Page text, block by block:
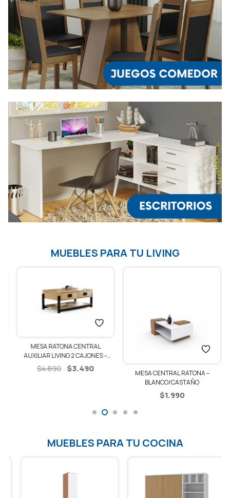
MUEBLES PARA TU LIVING
MESA RATONA CENTRAL
AUXILIAR LIVING 2 CAJONES –
RUSTICO/NEGRO
$4.690
El$3.490El
$3.490.
MESA CENTRAL RATONA –
BLANCO/CASTAÑO
$1.990
MUEBLES PARA TU COCINA